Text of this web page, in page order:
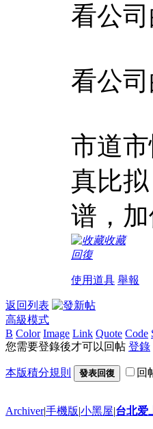
看公
看公
市道
真比
谱，
收藏
回復
使用道具 舉報
返回列表
高級模式
B Color Image Link Quote Code
您需要登錄後才可以回帖 登錄
本版積分規則 發表回復 回
Archiver|手機版|小黑屋|台北爱